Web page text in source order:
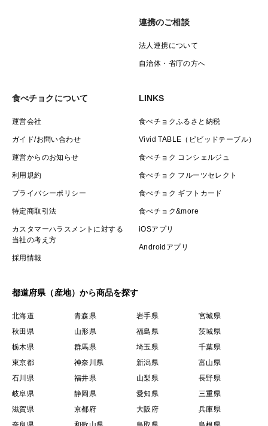
連携のご相談
法人連携について
自治体・省庁の方へ
食べチョクについて
運営会社
ガイド/お問い合わせ
運営からのお知らせ
利用規約
プライバシーポリシー
特定商取引法
カスタマーハラスメントに対する
当社の考え方
採用情報
LINKS
食べチョクふるさと納税
Vivid TABLE（ビビッドテーブル）
食べチョク コンシェルジュ
食べチョク フルーツセレクト
食べチョク ギフトカード
食べチョク&more
iOSアプリ
Androidアプリ
都道府県（産地）から商品を探す
北海道 青森県 岩手県
宮城県
秋田県
山形県 福島県
茨城県
栃木県
群馬県 埼玉県
千葉県
東京都
神奈川県 新潟県
富山県
石川県
福井県 山梨県
長野県
岐阜県
静岡県 愛知県
三重県
滋賀県
京都府 大阪府
兵庫県